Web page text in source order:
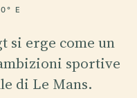
E
si erge come un
sportive
di Le Mans.